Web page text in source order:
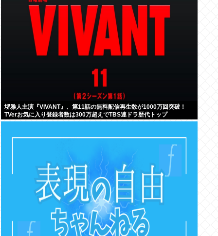
堺雅人主演『VIVANT』、第11話の無料配信再生数が1000万回突破！
TVerお気に入り登録者数は300万超えでTBS連ドラ歴代トップ